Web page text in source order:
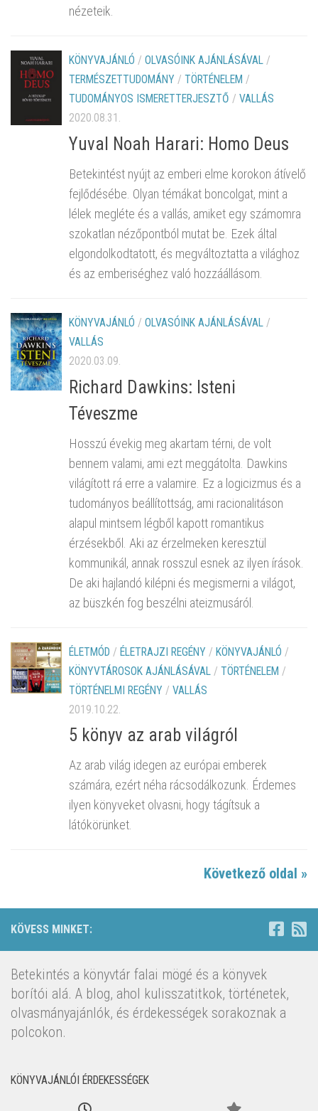
nézeteik.
KÖNYVAJÁNLÓ / OLVASÓINK AJÁNLÁSÁVAL /
TERMÉSZETTUDOMÁNY / TÖRTÉNELEM /
TUDOMÁNYOS ISMERETTERJESZTŐ / VALLÁS
2020.08.31.
Yuval Noah Harari: Homo Deus
Betekintést nyújt az emberi elme korokon átívelő
fejlődésébe. Olyan témákat boncolgat, mint a
lélek megléte és a vallás, amiket egy számomra
szokatlan nézőpontból mutat be. Ezek által
elgondolkodtatott, és megváltoztatta a világhoz
és az emberiséghez való hozzáállásom.
KÖNYVAJÁNLÓ / OLVASÓINK AJÁNLÁSÁVAL /
VALLÁS
2020.03.09.
Richard Dawkins: Isteni
Téveszme
Hosszú évekig meg akartam térni, de volt
bennem valami, ami ezt meggátolta. Dawkins
világított rá erre a valamire. Ez a logicizmus és a
tudományos beállítottság, ami racionalitáson
alapul mintsem légből kapott romantikus
érzésekből. Aki az érzelmeken keresztül
kommunikál, annak rosszul esnek az ilyen írások.
De aki hajlandó kilépni és megismerni a világot,
az büszkén fog beszélni ateizmusáról.
ÉLETMÓD / ÉLETRAJZI REGÉNY / KÖNYVAJÁNLÓ /
KÖNYVTÁROSOK AJÁNLÁSÁVAL / TÖRTÉNELEM /
TÖRTÉNELMI REGÉNY / VALLÁS
2019.10.22.
5 könyv az arab világról
Az arab világ idegen az európai emberek
számára, ezért néha rácsodálkozunk. Érdemes
ilyen könyveket olvasni, hogy tágítsuk a
látókörünket.
Következő oldal »
KÖVESS MINKET:
Betekintés a könyvtár falai mögé és a könyvek
borítói alá. A blog, ahol kulisszatitkok, történetek,
olvasmányajánlók, és érdekességek sorakoznak a
polcokon.
KÖNYVAJÁNLÓI ÉRDEKESSÉGEK